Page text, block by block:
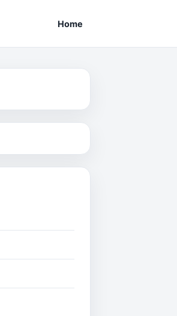
Home